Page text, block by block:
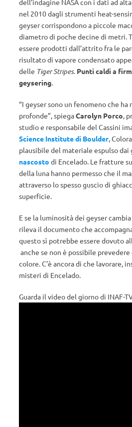
dell’indagine NASA con i dati ad
nel 2010 dagli strumenti heat-
geyser corrispondono a piccole
diametro di poche decine di metri.
essere prodotti dall’attrito fra le
risultato di vapore condensato
delle Tiger Stripes. Punti caldi a
geysering.
“I geyser sono un fenomeno che
profonde”, spiegaCarolyn Porco,
studio e responsabile del Cassini
Science Institute di Boulder,
plausibile del materiale espulso dai
nascosto di Encelado. Le fratture
della luna hanno permesso che il
attraverso lo spesso guscio di
superficie.
E se la luminosità dei geyser
rileva il documento che
questo sì potrebbe essere dovuto
anche se non è possibile
colore. C’è ancora di che lavorare,
misteri di Encelado.
Guarda il video del giorno di INAF-